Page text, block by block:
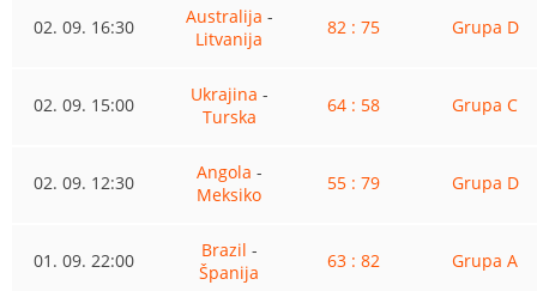
02. 09. 16:30 Australija -
Litvanija
82 : 75 Grupa D
02. 09. 15:00 Ukrajina -
Turska
64 : 58 Grupa C
02. 09. 12:30 Angola -
Meksiko
55 : 79 Grupa D
01. 09. 22:00 Brazil -
Španija
63 : 82 Grupa A